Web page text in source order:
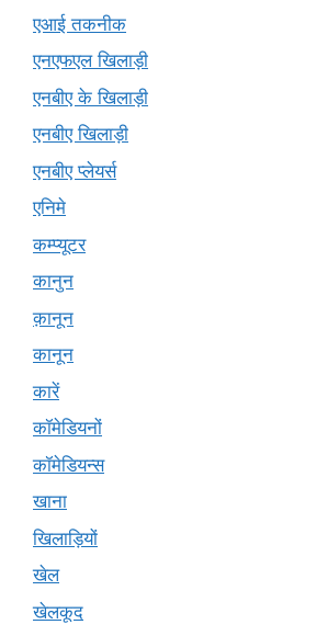
एआई तकनीक
एनएफएल खिलाड़ी
एनबीए के खिलाड़ी
एनबीए खिलाड़ी
एनबीए प्लेयर्स
एनिमे
कम्प्यूटर
कानुन
क़ानून
कानून
कारें
कॉमेडियनों
कॉमेडियन्स
खाना
खिलाड़ियों
खेल
खेलकूद